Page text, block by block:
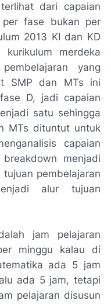
dari capaian
per fase bukan per
2013 KI dan KD
merdeka
yang
SMP dan MTs ini
D, jadi capaian
satu sehingga
MTs dituntut untuk
capaian
menjadi
pembelajaran
alur tujuan
jam pelajaran
minggu kalau di
ada 5 jam
ada 5 jam, tetapi
pelajaran disusun